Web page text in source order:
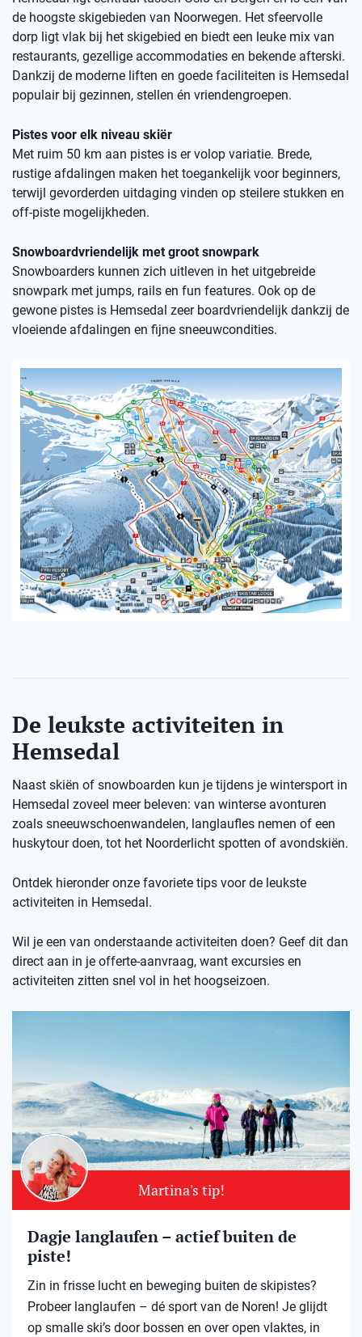
de hoogste skigebieden van Noorwegen. Het sfeervolle
dorp ligt vlak bij het skigebied en biedt een leuke mix van
restaurants, gezellige accommodaties en bekende afterski.
Dankzij de moderne liften en goede faciliteiten is Hemsedal
populair bij gezinnen, stellen én vriendengroepen.
Pistes voor elk niveau skiër
Met ruim 50 km aan pistes is er volop variatie. Brede,
rustige afdalingen maken het toegankelijk voor beginners,
terwijl gevorderden uitdaging vinden op steilere stukken en
off-piste mogelijkheden.
Snowboardvriendelijk met groot snowpark
Snowboarders kunnen zich uitleven in het uitgebreide
snowpark met jumps, rails en fun features. Ook op de
gewone pistes is Hemsedal zeer boardvriendelijk dankzij de
vloeiende afdalingen en fijne sneeuwcondities.
De leukste activiteiten in
Hemsedal
Naast skiën of snowboarden kun je tijdens je wintersport in
Hemsedal zoveel meer beleven: van winterse avonturen
zoals sneeuwschoenwandelen, langlaufles nemen of een
huskytour doen, tot het Noorderlicht spotten of avondskiën.
Ontdek hieronder onze favoriete tips voor de leukste
activiteiten in Hemsedal.
Wil je een van onderstaande activiteiten doen? Geef dit dan
direct aan in je offerte-aanvraag, want excursies en
activiteiten zitten snel vol in het hoogseizoen.
Martina's tip!
Dagje langlaufen – actief buiten de
piste!
Zin in frisse lucht en beweging buiten de skipistes?
Probeer langlaufen – dé sport van de Noren! Je glijdt
op smalle ski’s door bossen en over open vlaktes, in